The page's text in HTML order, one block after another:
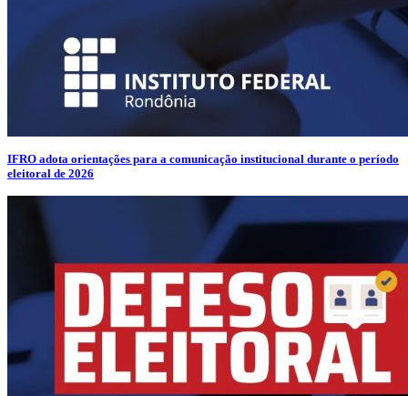
IFRO adota orientações para a comunicação institucional durante o período
eleitoral de 2026